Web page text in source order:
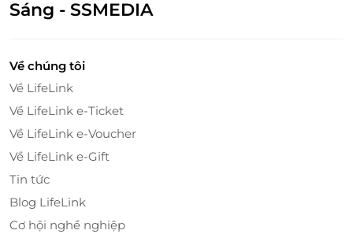
Không áp dụng đồng thời với chương trình
nước xanh ngắt. Buổi tối, khi thành phố lên đèn, bạn
một trải nghiệm thư giãn khó quên.
Sáng - SSMEDIA
Về chúng tôi
Về LifeLink
Về LifeLink e-Ticket
Về LifeLink e-Voucher
Về LifeLink e-Gift
Tin tức
Blog LifeLink
Cơ hội nghề nghiệp